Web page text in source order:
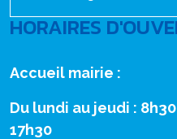
HORAIRES
Accueil mairie :
Du lundi au jeudi :
17h30